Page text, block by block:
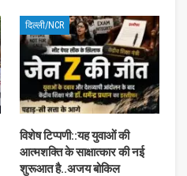
दिल्ली/NCR
विशेष टिप्पणी::यह युवाओं की
आत्मशक्ति के साक्षात्कार की नई
शुरूआत है..अजय बोकिल